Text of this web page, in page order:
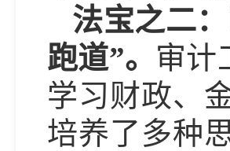
法宝之二
跑道”。 审计
学习财政、
培养了多种